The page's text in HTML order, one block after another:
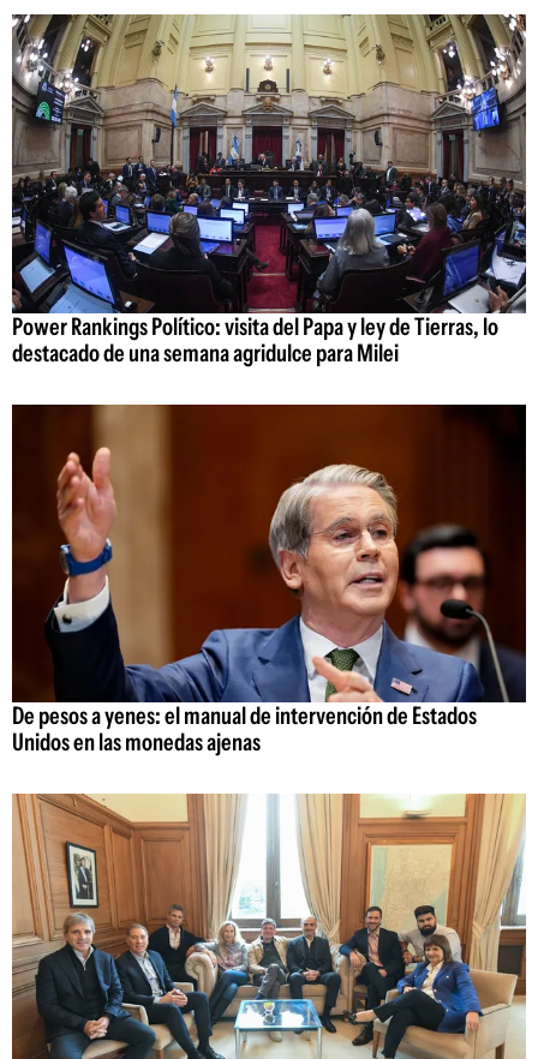
Power Rankings Político: visita del Papa y ley de Tierras, lo
destacado de una semana agridulce para Milei
De pesos a yenes: el manual de intervención de Estados
Unidos en las monedas ajenas